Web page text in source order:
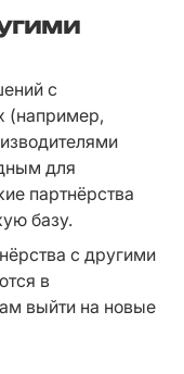
с
(например,
для
партнёрства
базу.
с другими
в
выйти на новые